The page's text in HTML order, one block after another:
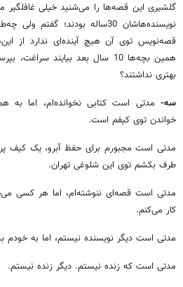
گلشیری این قصه‌‌ها را می‌شنید خیلی
نویسنده‌هاشان 30ساله بودند؛
قصه‌نویس توی‌ آن هیچ آینده‌ای ندارد از
همین بچه‌ها 10 سال بعد بیایند
بهتری نداشتند؟
سه- مدتی‌ است کتابی نخوانده‌ام، اما به
خواندن توی کیفم است.
مدتی‌ است مجبورم برای حفظ ‌آبرو، یک کیف
طرف بکشم توی این شلوغی تهران.
مدتی‌ است قصه‌ای ننوشته‌ام، اما هر کسی
کار می‌کنم.
مدتی‌ است دیگر نویسنده نیستم، اما به خودم
مدتی‌ است که زنده نیستم. دیگر زنده نیستم.